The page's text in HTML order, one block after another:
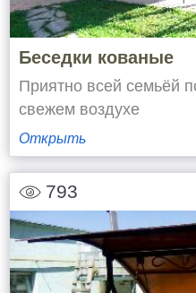
Беседки кованые
Приятно всей семьёй
свежем воздухе
Открыть
793